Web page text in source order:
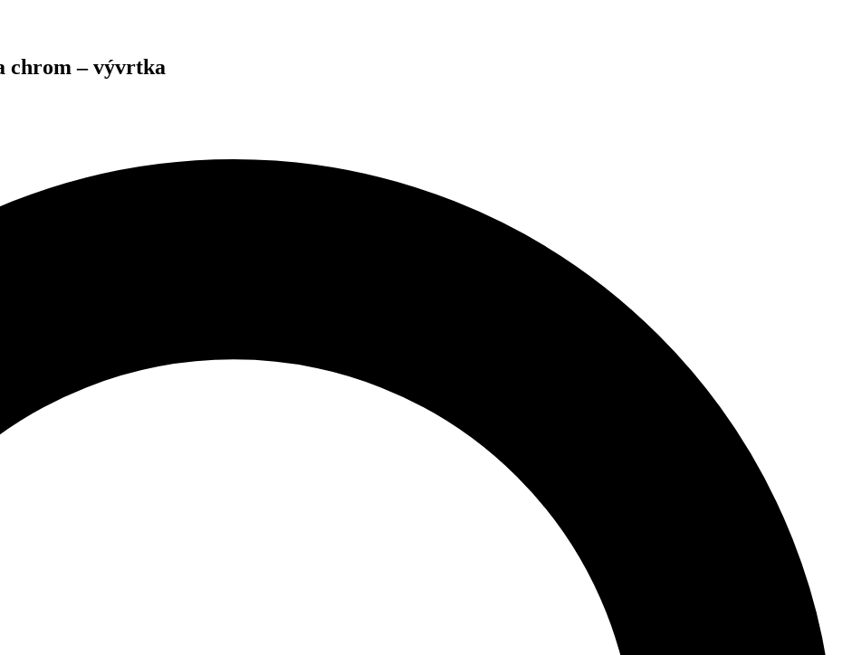
chrom – vývrtka